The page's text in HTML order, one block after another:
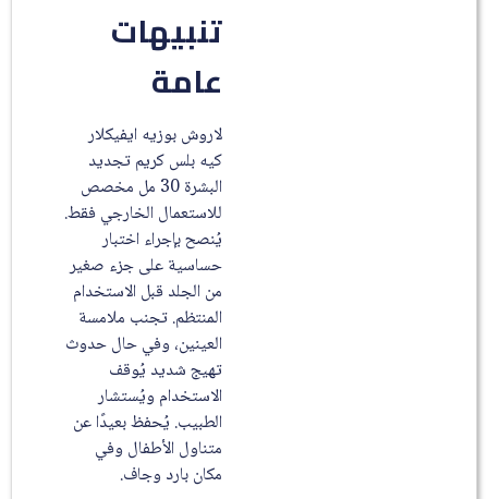
تنبيهات
عامة
لاروش بوزيه ايفيكلار
كيه بلس كريم تجديد
البشرة 30 مل مخصص
للاستعمال الخارجي فقط.
يُنصح بإجراء اختبار
حساسية على جزء صغير
من الجلد قبل الاستخدام
المنتظم. تجنب ملامسة
العينين، وفي حال حدوث
تهيج شديد يُوقف
الاستخدام ويُستشار
الطبيب. يُحفظ بعيدًا عن
متناول الأطفال وفي
مكان بارد وجاف.